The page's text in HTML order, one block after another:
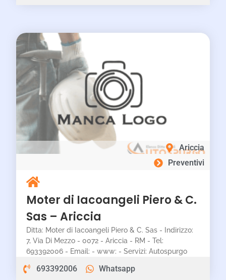
Ariccia
Preventivi
Moter di Iacoangeli Piero & C.
Sas – Ariccia
Ditta: Moter di Iacoangeli Piero & C. Sas - Indirizzo:
7, Via Di Mezzo - 0072 - Ariccia - RM - Tel:
693392006 - Email: - www: - Servizi: Autospurgo
693392006 Whatsapp